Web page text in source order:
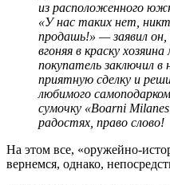
из расположенного
«У нас таких нет,
продашь!» — заявил он,
вгоняя в краску
покупатель заключил в
приятную сделку и
любимого
сумочку «Boarni
радостях, право слово!
На этом все, «оружейно-
вернемся, однако,